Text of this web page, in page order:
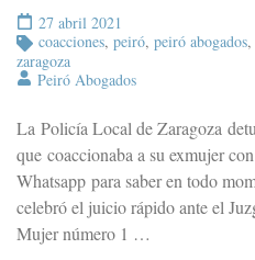
27 abril 2021
coacciones, peiró, peiró abogados,
zaragoza
Peiró Abogados
La Policía Local de Zaragoza
que coaccionaba a su exmujer
Whatsapp para saber en todo
celebró el juicio rápido ante el
Mujer número 1 …